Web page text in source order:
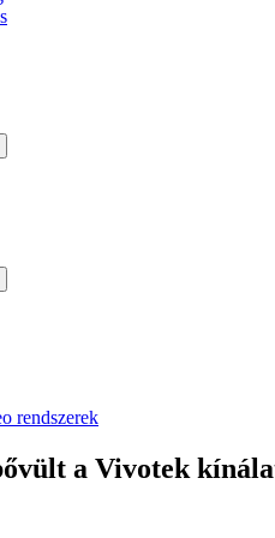
rendszerek
a Vivotek